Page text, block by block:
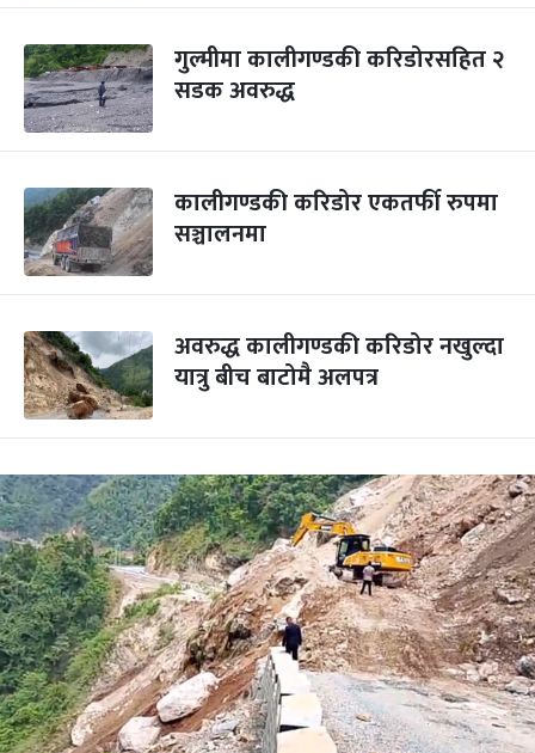
गुल्मीमा कालीगण्डकी करिडोरसहित २
सडक अवरुद्ध
कालीगण्डकी करिडोर एकतर्फी रुपमा
सञ्चालनमा
अवरुद्ध कालीगण्डकी करिडोर नखुल्दा
यात्रु बीच बाटोमै अलपत्र